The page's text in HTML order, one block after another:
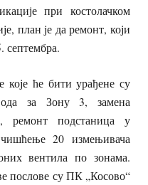
при костолачком
план је да ремонт, који
септембра.
ће бити урађене су
за Зону 3, замена
ремонт подстаница у
20 измењивача
вентила по зонама.
послове су ПК „Косово“